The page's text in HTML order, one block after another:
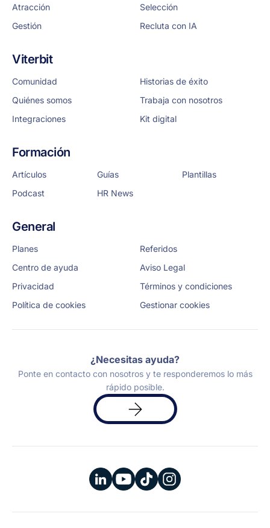
Atracción
Selección
Gestión
Recluta con IA
Viterbit
Comunidad
Historias de éxito
Quiénes somos
Trabaja con nosotros
Integraciones
Kit digital
Formación
Artículos Guías
Plantillas
Podcast
HR News
General
Planes
Referidos
Centro de ayuda
Aviso Legal
Privacidad
Términos y condiciones
Política de cookies
Gestionar cookies
¿Necesitas ayuda?
Ponte en contacto con nosotros y te responderemos lo más
rápido posible.
Solicita
una
demo